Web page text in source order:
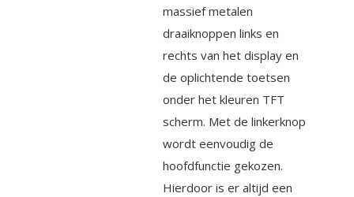
massief metalen
draaiknoppen links en
rechts van het display en
de oplichtende toetsen
onder het kleuren TFT
scherm. Met de linkerknop
wordt eenvoudig de
hoofdfunctie gekozen.
Hierdoor is er altijd een